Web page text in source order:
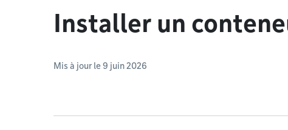
Installer un
Mis à jour le 9 juin 2026